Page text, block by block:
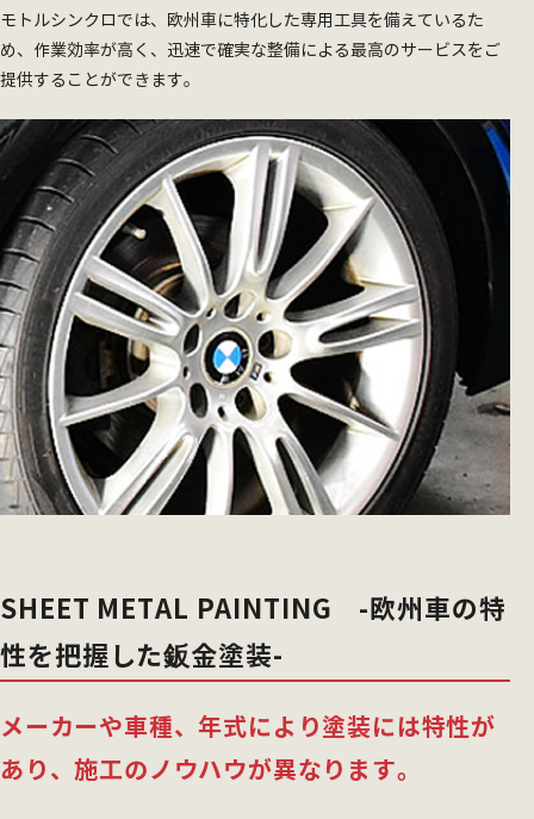
モトルシンクロでは、欧州車に特化した専用工具を備えているた
め、作業効率が高く、迅速で確実な整備による最高のサービスをご
提供することができます。
SHEET METAL PAINTING -欧州車の特
性を把握した鈑金塗装-
メーカーや車種、年式により塗装には特性が
あり、施工のノウハウが異なります。